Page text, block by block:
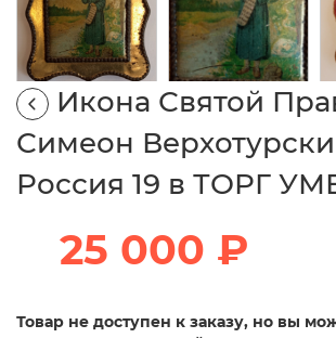
Икона Святой
Симеон
Россия 19 в ТОРГ
25 000 ₽
Товар не доступен к заказу, но вы